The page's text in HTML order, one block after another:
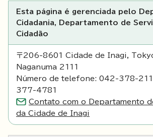
Esta página é gerenciada pelo
Cidadania, Departamento de
Cidadão
〒206-8601 Cidade de Inagi,
Naganuma 2111
Número de telefone: 042-378-
377-4781
Contato com o Departamento
da Cidade de Inagi